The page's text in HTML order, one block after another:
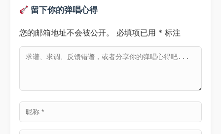
留下你的弹唱心得
您的邮箱地址不会被公开。 必填项已用 * 标注